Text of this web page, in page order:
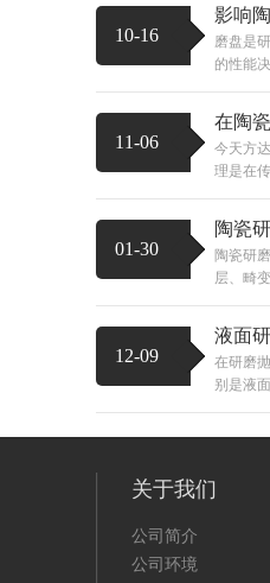
10-16
影响
磨盘是
的性能
11-06
在陶
今天方
理是在
01-30
陶瓷
陶瓷研
层、畸
12-09
液面
在研磨
别是液
关于我们
公司简介
公司环境